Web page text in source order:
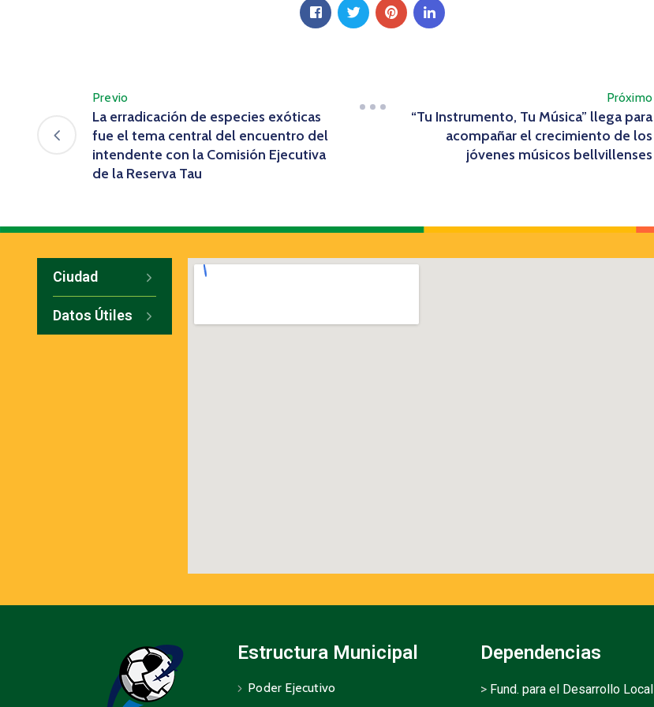
Previo
La erradicación de especies exóticas
fue el tema central del encuentro del
intendente con la Comisión Ejecutiva
de la Reserva Tau
Próximo
“Tu Instrumento, Tu Música” llega para
acompañar el crecimiento de los
jóvenes músicos bellvillenses
Ciudad
Datos Útiles
Estructura Municipal
Poder Ejecutivo
Dependencias
> Fund. para el Desarrollo Local